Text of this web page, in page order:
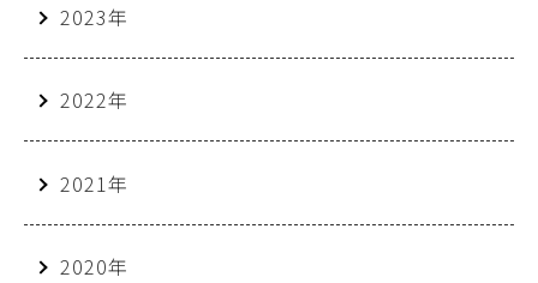
2023年
2022年
2021年
2020年